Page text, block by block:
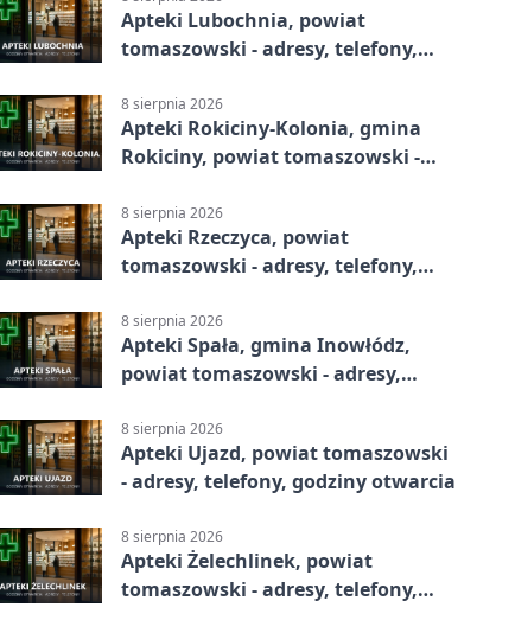
Apteki Lubochnia, powiat
tomaszowski - adresy, telefony,
8 sierpnia 2026
Apteki Rokiciny-Kolonia, gmina
Rokiciny, powiat tomaszowski -
8 sierpnia 2026
Apteki Rzeczyca, powiat
tomaszowski - adresy, telefony,
8 sierpnia 2026
Apteki Spała, gmina Inowłódz,
powiat tomaszowski - adresy,
8 sierpnia 2026
Apteki Ujazd, powiat tomaszowski
- adresy, telefony, godziny otwarcia
8 sierpnia 2026
Apteki Żelechlinek, powiat
tomaszowski - adresy, telefony,